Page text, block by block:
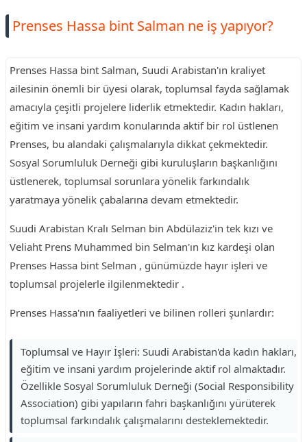
Prenses Hassa bint Salman ne iş yapıyor?
Prenses Hassa bint Salman, Suudi Arabistan'ın kraliyet
ailesinin önemli bir üyesi olarak, toplumsal fayda sağlamak
amacıyla çeşitli projelere liderlik etmektedir. Kadın hakları,
eğitim ve insani yardım konularında aktif bir rol üstlenen
Prenses, bu alandaki çalışmalarıyla dikkat çekmektedir.
Sosyal Sorumluluk Derneği gibi kuruluşların başkanlığını
üstlenerek, toplumsal sorunlara yönelik farkındalık
yaratmaya yönelik çabalarına devam etmektedir.
Suudi Arabistan Kralı Selman bin Abdülaziz'in tek kızı ve
Veliaht Prens Muhammed bin Selman'ın kız kardeşi olan
Prenses Hassa bint Selman , günümüzde hayır işleri ve
toplumsal projelerle ilgilenmektedir .
Prenses Hassa'nın faaliyetleri ve bilinen rolleri şunlardır:
Toplumsal ve Hayır İşleri: Suudi Arabistan'da kadın hakları,
eğitim ve insani yardım projelerinde aktif rol almaktadır.
Özellikle Sosyal Sorumluluk Derneği (Social Responsibility
Association) gibi yapıların fahri başkanlığını yürüterek
toplumsal farkındalık çalışmalarını desteklemektedir.